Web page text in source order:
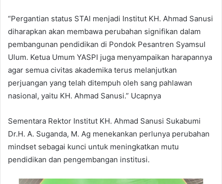
“Pergantian status STAI menjadi Institut KH. Ahmad Sanusi
diharapkan akan membawa perubahan signifikan dalam
pembangunan pendidikan di Pondok Pesantren Syamsul
Ulum. Ketua Umum YASPI juga menyampaikan harapannya
agar semua civitas akademika terus melanjutkan
perjuangan yang telah ditempuh oleh sang pahlawan
nasional, yaitu KH. Ahmad Sanusi.” Ucapnya
Sementara Rektor Institut KH. Ahmad Sanusi Sukabumi
Dr.H. A. Suganda, M. Ag menekankan perlunya perubahan
mindset sebagai kunci untuk meningkatkan mutu
pendidikan dan pengembangan institusi.